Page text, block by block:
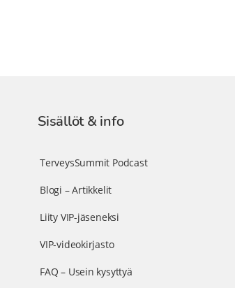
Sisällöt & info
TerveysSummit Podcast
Blogi – Artikkelit
Liity VIP-jäseneksi
VIP-videokirjasto
FAQ – Usein kysyttyä